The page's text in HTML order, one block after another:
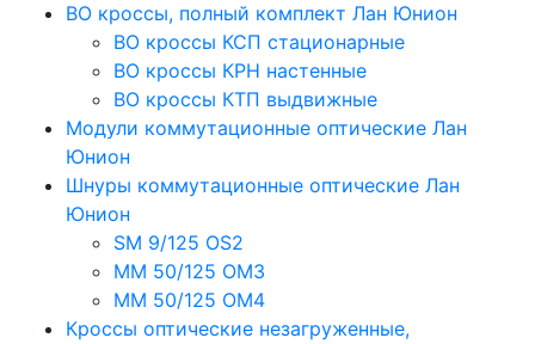
ВО кроссы, полный комплект Лан Юнион
ВО кроссы КСП стационарные
ВО кроссы КРН настенные
ВО кроссы КТП выдвижные
Модули коммутационные оптические Лан
Юнион
Шнуры коммутационные оптические Лан
Юнион
SM 9/125 OS2
MM 50/125 OM3
MM 50/125 OM4
Кроссы оптические незагруженные,